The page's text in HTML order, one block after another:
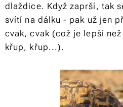
dlaždice. Když zaprší, tak
svítí na dálku - pak už jen
cvak, cvak (což je lepší
křup, křup...).